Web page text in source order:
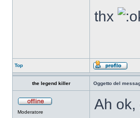
thx
Top
the legend killer Oggetto del
Moderatore Ah ok,